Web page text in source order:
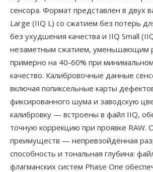
сенсора. Формат представлен в двух
Large (IIQ L) со сжатием без потерь
без ухудшения качества и IIQ Small
незаметным сжатием, уменьшающим
примерно на 40-60% при
качество. Калибровочные данные
включая попиксельные карты
фиксированного шума и заводскую
калибровку — встроены в файл IIQ,
точную коррекцию при проявке RAW.
преимуществ — непревзойдённая
способность и тональная глубина:
флагманских систем Phase One